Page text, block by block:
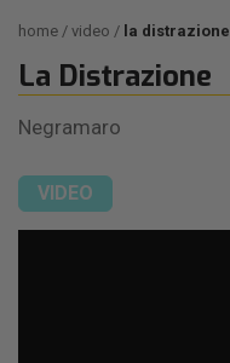
home video la distrazione
La Distrazione
Negramaro
VIDEO